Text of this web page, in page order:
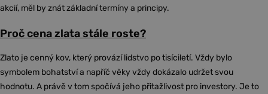
akcií, měl by znát základní termíny a principy.
Proč cena zlata stále roste?
Zlato je cenný kov, který provází lidstvo po tisíciletí. Vždy bylo
symbolem bohatství a napříč věky vždy dokázalo udržet svou
hodnotu. A právě v tom spočívá jeho přitažlivost pro investory. Je to